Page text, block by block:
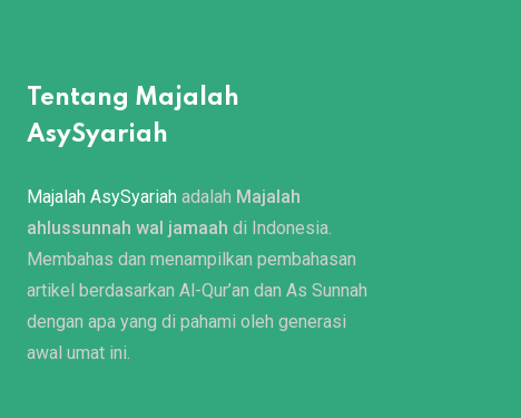
Tentang Majalah
AsySyariah
Majalah AsySyariah adalah Majalah
ahlussunnah wal jamaah di Indonesia.
Membahas dan menampilkan pembahasan
artikel berdasarkan Al-Qur’an dan As Sunnah
dengan apa yang di pahami oleh generasi
awal umat ini.